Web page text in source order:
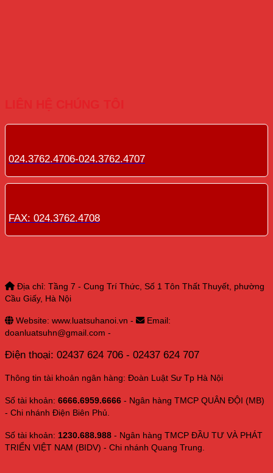
024.3762.4706-024.3762.4707
FAX: 024.3762.4708
Địa chỉ: Tầng 7 - Cung Trí Thức, Số 1 Tôn Thất Thuyết, phường
Cầu Giấy, Hà Nội
Website: www.luatsuhanoi.vn -
Email:
doanluatsuhn@gmail.com -
Điện thoại: 02437 624 706 - 02437 624 707
Thông tin tài khoản ngân hàng: Đoàn Luật Sư Tp Hà Nội
Số tài khoản: 6666.6959.6666 - Ngân hàng TMCP QUÂN ĐỘI (MB)
- Chi nhánh Điện Biên Phủ.
Số tài khoản: 1230.688.988 - Ngân hàng TMCP ĐẦU TƯ VÀ PHÁT
TRIỂN VIỆT NAM (BIDV) - Chi nhánh Quang Trung.